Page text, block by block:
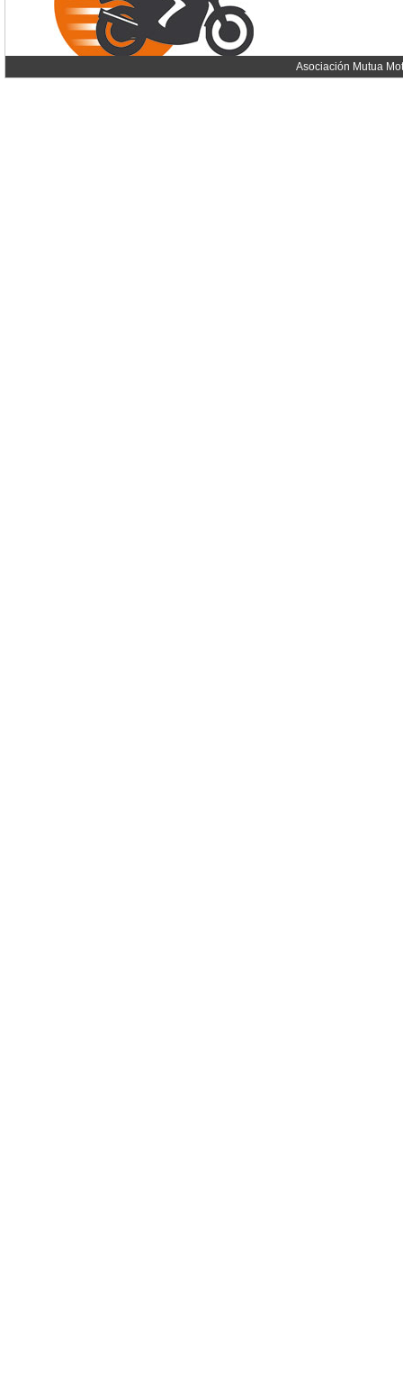
Asociación Mutua